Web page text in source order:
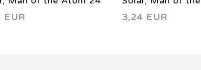
EUR
1993
3,24 EUR